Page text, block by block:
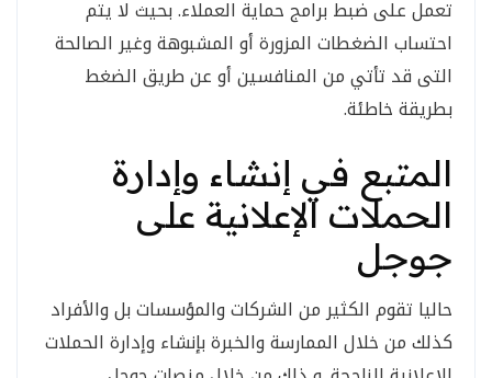
تعمل على ضبط برامج حماية العملاء. بحيث لا يتم
احتساب الضغطات المزورة أو المشبوهة وغير الصالحة
التى قد تأتي من المنافسين أو عن طريق الضغط
بطريقة خاطئة.
المتبع في إنشاء وإدارة
الحملات الإعلانية على
جوجل
حاليا تقوم الكثير من الشركات والمؤسسات بل والأفراد
كذلك من خلال الممارسة والخبرة بإنشاء وإدارة الحملات